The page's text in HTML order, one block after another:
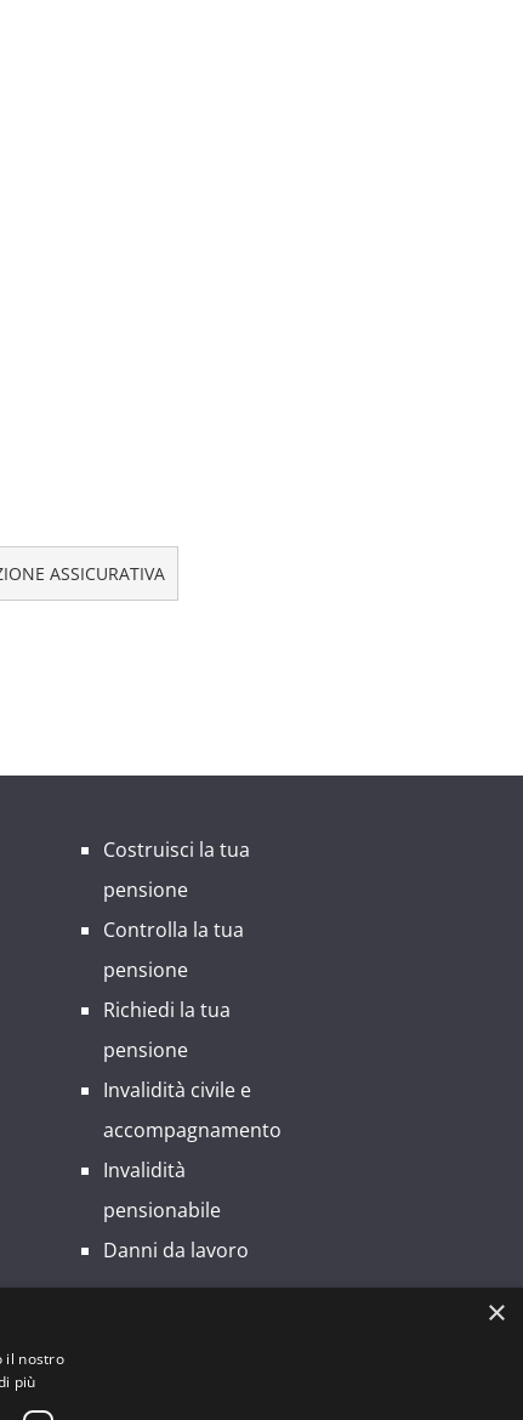
ASSICURATIVA
Costruisci la tua
pensione
Controlla la tua
pensione
Richiedi la tua
pensione
Invalidità civile e
accompagnamento
Invalidità
pensionabile
Danni da lavoro
94554190150 | Partita IVA:
×
il nostro
più